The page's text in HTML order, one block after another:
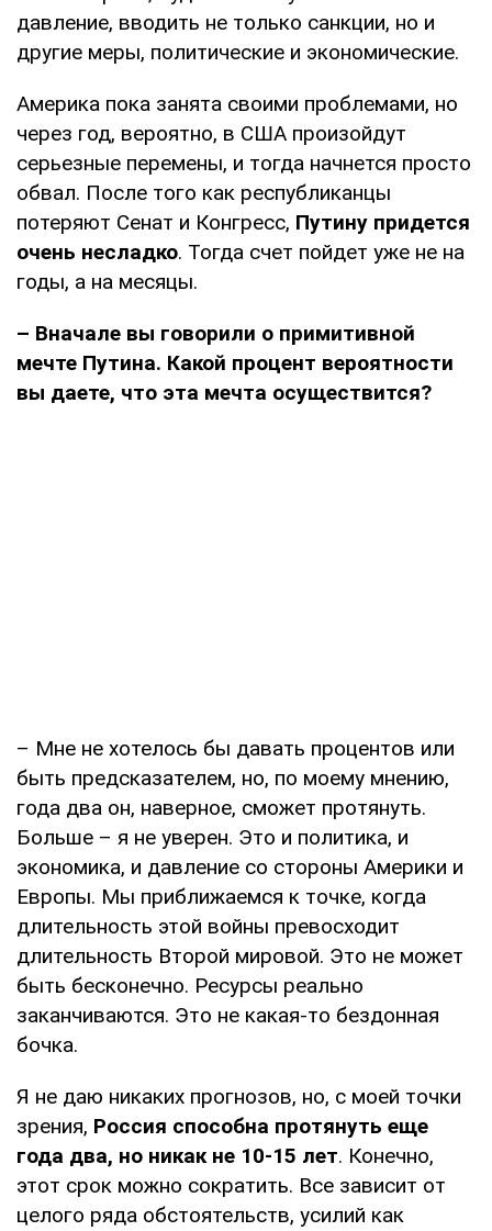
давление, вводить не только санкции, но и
другие меры, политические и экономические.
Америка пока занята своими проблемами, но
через год, вероятно, в США произойдут
серьезные перемены, и тогда начнется просто
обвал. После того как республиканцы
потеряют Сенат и Конгресс, Путину придется
очень несладко. Тогда счет пойдет уже не на
годы, а на месяцы.
– Вначале вы говорили о примитивной
мечте Путина. Какой процент вероятности
вы даете, что эта мечта осуществится?
– Мне не хотелось бы давать процентов или
быть предсказателем, но, по моему мнению,
года два он, наверное, сможет протянуть.
Больше – я не уверен. Это и политика, и
экономика, и давление со стороны Америки и
Европы. Мы приближаемся к точке, когда
длительность этой войны превосходит
длительность Второй мировой. Это не может
быть бесконечно. Ресурсы реально
заканчиваются. Это не какая-то бездонная
бочка.
Я не даю никаких прогнозов, но, с моей точки
зрения, Россия способна протянуть еще
года два, но никак не 10-15 лет. Конечно,
этот срок можно сократить. Все зависит от
целого ряда обстоятельств, усилий как